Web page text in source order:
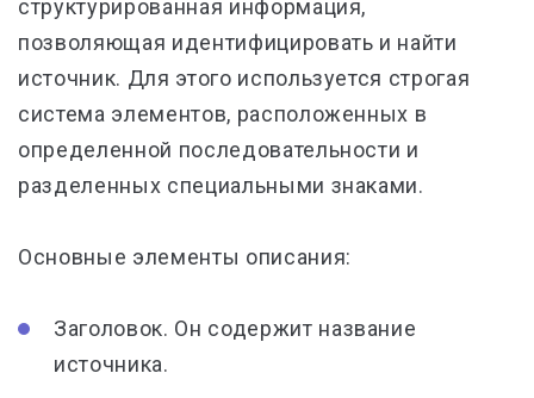
структурированная информация,
позволяющая идентифицировать и найти
источник. Для этого используется строгая
система элементов, расположенных в
определенной последовательности и
разделенных специальными знаками.
Основные элементы описания:
Заголовок. Он содержит название
источника.